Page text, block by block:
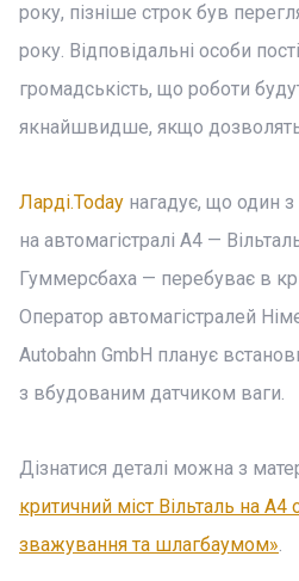
року, пізніше строк був
року. Відповідальні особи
громадськість, що роботи
якнайшвидше, якщо
Ларді.Today нагадує, що один
на автомагістралі A4 —
Гуммерсбаха — перебуває в
Оператор автомагістралей
Autobahn GmbH планує
з вбудованим датчиком ваги.
Дізнатися деталі можна з
критичний міст Вільталь на
зважування та шлагбаумом».